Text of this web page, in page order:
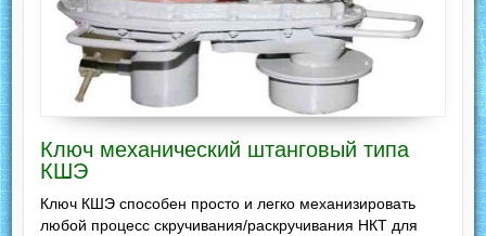
Ключ механический штанговый типа
КШЭ
Ключ КШЭ способен просто и легко механизировать
любой процесс скручивания/раскручивания НКТ для